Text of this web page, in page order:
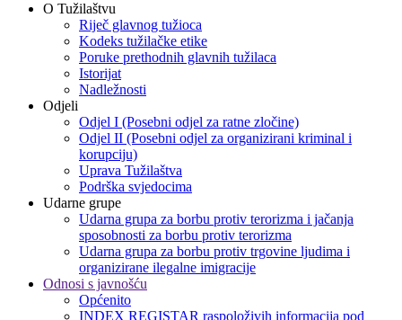
O Tužilaštvu
Riječ glavnog tužioca
Kodeks tužilačke etike
Poruke prethodnih glavnih tužilaca
Istorijat
Nadležnosti
Odjeli
Odjel I (Posebni odjel za ratne zločine)
Odjel II (Posebni odjel za organizirani kriminal i
korupciju)
Uprava Tužilaštva
Podrška svjedocima
Udarne grupe
Udarna grupa za borbu protiv terorizma i jačanja
sposobnosti za borbu protiv terorizma
Udarna grupa za borbu protiv trgovine ljudima i
organizirane ilegalne imigracije
Odnosi s javnošću
Općenito
INDEX REGISTAR raspoloživih informacija pod